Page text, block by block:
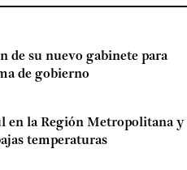
de su nuevo gabinete para
de gobierno
en la Región Metropolitana y
temperaturas